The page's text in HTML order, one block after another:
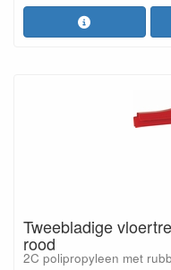
Tweebladige
rood
2C polipropyleen met